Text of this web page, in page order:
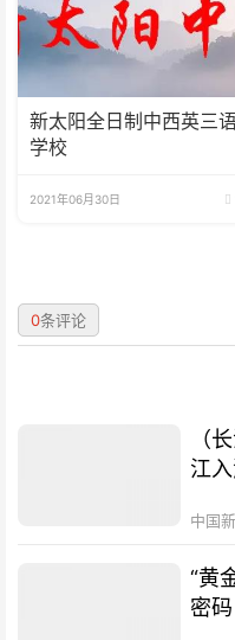
新太阳全日制中西英三
学校
2021年06月30日
0条评论
（
江
中国
“黄
密码